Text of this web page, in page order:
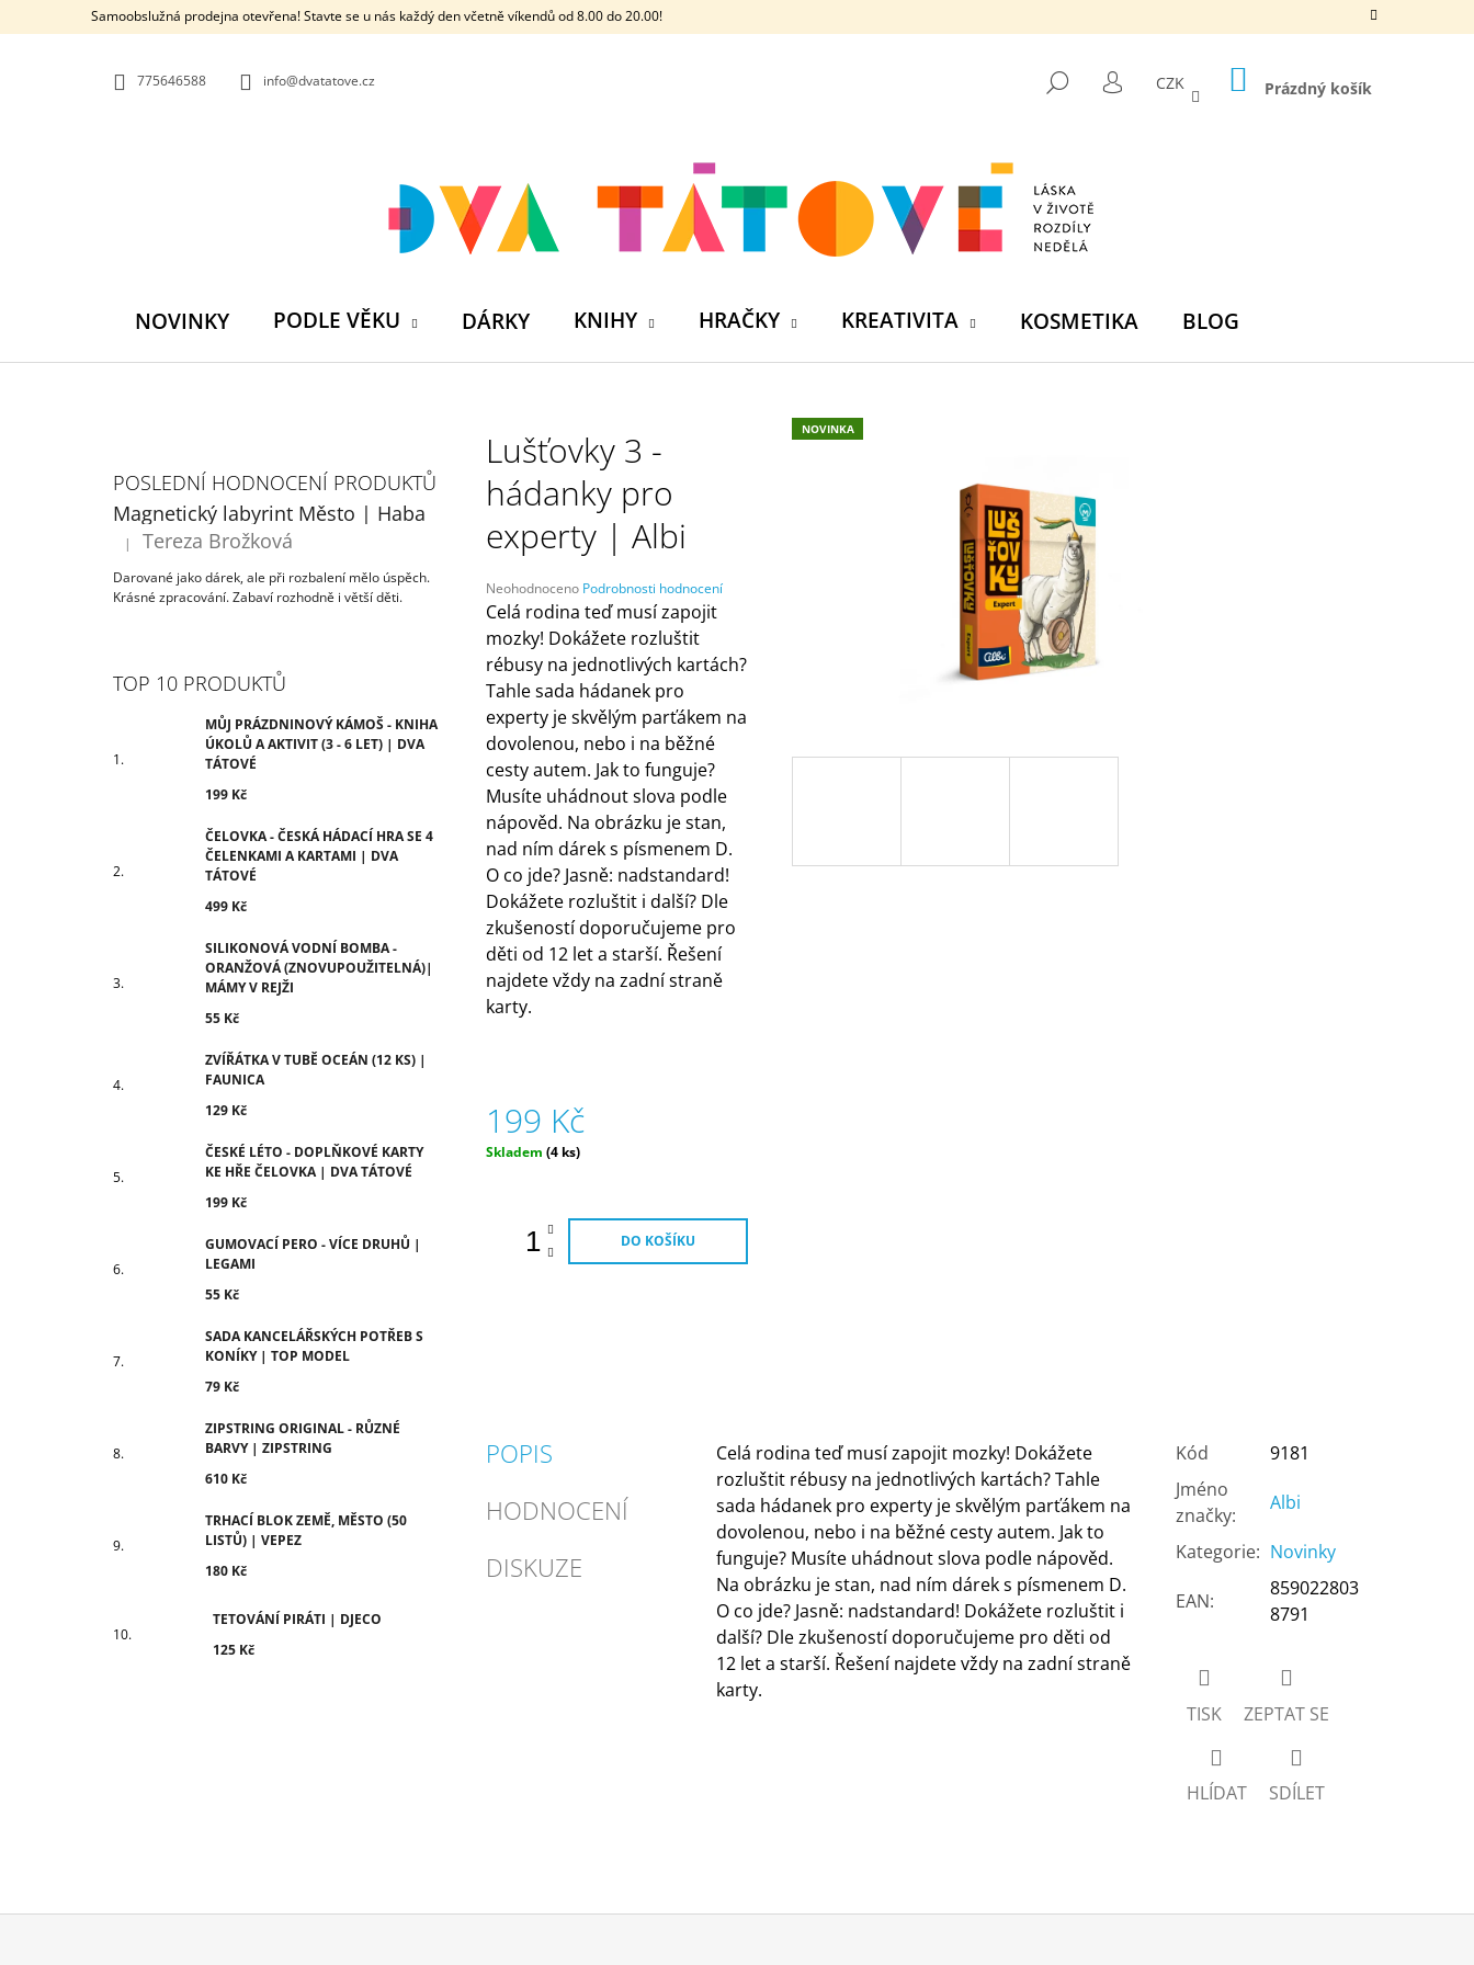
Samoobslužná prodejna otevřena! Stavte se u nás každý den včetně víkendů od 8.00 do 20.00!
775646588 info@dvatatove.cz HLEDAT
PŘIHLÁŠENÍ
CZK NÁKUPNÍ
KOŠÍK
Prázdný košík
NOVINKY PODLE VĚKU DÁRKY KNIHY HRAČKY KREATIVITA KOSMETIKA BLOG
POSLEDNÍ HODNOCENÍ PRODUKTŮ
Magnetický labyrint Město | Haba
Hodnocení produktu je 5 z 5 hvězdiček.
| Tereza Brožková
Darované jako dárek, ale při rozbalení mělo úspěch.
Krásné zpracování. Zabaví rozhodně i větší děti.
TOP 10 PRODUKTŮ
MŮJ PRÁZDNINOVÝ KÁMOŠ - KNIHA
ÚKOLŮ A AKTIVIT (3 - 6 LET) | DVA
TÁTOVÉ
199 Kč
ČELOVKA - ČESKÁ HÁDACÍ HRA SE 4
ČELENKAMI A KARTAMI | DVA
TÁTOVÉ
499 Kč
SILIKONOVÁ VODNÍ BOMBA -
ORANŽOVÁ (ZNOVUPOUŽITELNÁ)|
MÁMY V REJŽI
55 Kč
ZVÍŘÁTKA V TUBĚ OCEÁN (12 KS) |
FAUNICA
129 Kč
ČESKÉ LÉTO - DOPLŇKOVÉ KARTY
KE HŘE ČELOVKA | DVA TÁTOVÉ
199 Kč
GUMOVACÍ PERO - VÍCE DRUHŮ |
LEGAMI
55 Kč
SADA KANCELÁŘSKÝCH POTŘEB S
KONÍKY | TOP MODEL
79 Kč
ZIPSTRING ORIGINAL - RŮZNÉ
BARVY | ZIPSTRING
610 Kč
TRHACÍ BLOK ZEMĚ, MĚSTO (50
LISTŮ) | VEPEZ
180 Kč
TETOVÁNÍ PIRÁTI | DJECO
125 Kč
Lušťovky 3 -
hádanky pro
experty | Albi
Průměrné
hodnocení
produktu
je
0,0
z
hvězdiček.
Neohodnoceno Podrobnosti hodnocení
NOVINKA
Celá rodina teď musí zapojit
mozky! Dokážete rozluštit
rébusy na jednotlivých kartách?
Tahle sada hádanek pro
experty je skvělým parťákem na
dovolenou, nebo i na běžné
cesty autem. Jak to funguje?
Musíte uhádnout slova podle
nápověd. Na obrázku je stan,
nad ním dárek s písmenem D.
O co jde? Jasně: nadstandard!
Dokážete rozluštit i další? Dle
zkušeností doporučujeme pro
děti od 12 let a starší. Řešení
najdete vždy na zadní straně
karty.
199 Kč
Měrná
Skladem (4 ks)
DO KOŠÍKU
POPIS
HODNOCENÍ
DISKUZE
Celá rodina teď musí zapojit mozky! Dokážete
rozluštit rébusy na jednotlivých kartách? Tahle
sada hádanek pro experty je skvělým parťákem na
dovolenou, nebo i na běžné cesty autem. Jak to
funguje? Musíte uhádnout slova podle nápověd.
Na obrázku je stan, nad ním dárek s písmenem D.
O co jde? Jasně: nadstandard! Dokážete rozluštit i
další? Dle zkušeností doporučujeme pro děti od
12 let a starší. Řešení najdete vždy na zadní straně
karty.
Kód
9181
Jméno
značky:
Albi
Kategorie: Novinky
EAN:
859022803
8791
TISK ZEPTAT SE
HLÍDAT SDÍLET
O
HLEDAT
MŮJ PRÁZDNINOVÝ KÁMOŠ - KNIHA
ÚKOLŮ A AKTIVIT (3 - 6 LET) | DVA
TÁTOVÉ
199 Kč
ČELOVKA - ČESKÁ HÁDACÍ HRA SE 4
ČELENKAMI A KARTAMI | DVA TÁTOVÉ
ORANŽOVÁ (ZNOVUPOUŽITELNÁ)|